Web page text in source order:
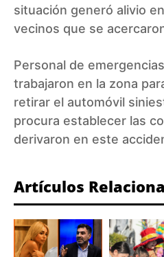
situación generó alivio
vecinos que se
Personal de
trabajaron en la zona
retirar el automóvil
procura establecer las
derivaron en este
Artículos